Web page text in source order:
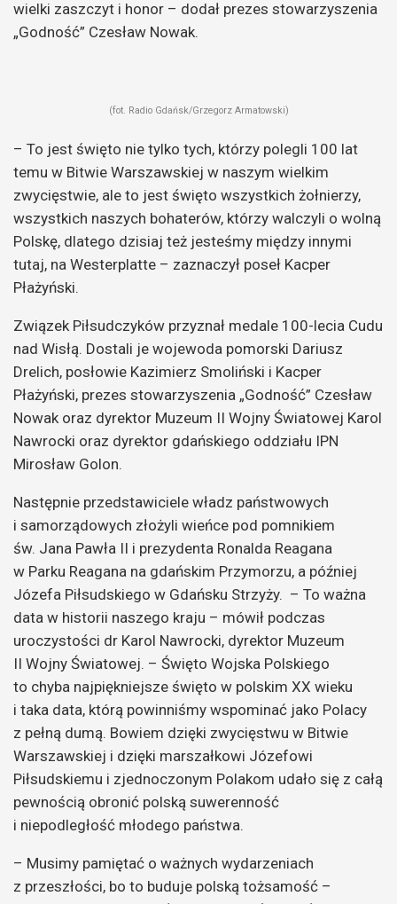
wielki zaszczyt i honor – dodał prezes stowarzyszenia
„Godność” Czesław Nowak.
(fot. Radio Gdańsk/Grzegorz Armatowski)
– To jest święto nie tylko tych, którzy polegli 100 lat
temu w Bitwie Warszawskiej w naszym wielkim
zwycięstwie, ale to jest święto wszystkich żołnierzy,
wszystkich naszych bohaterów, którzy walczyli o wolną
Polskę, dlatego dzisiaj też jesteśmy między innymi
tutaj, na Westerplatte – zaznaczył poseł Kacper
Płażyński.
Związek Piłsudczyków przyznał medale 100-lecia Cudu
nad Wisłą. Dostali je wojewoda pomorski Dariusz
Drelich, posłowie Kazimierz Smoliński i Kacper
Płażyński, prezes stowarzyszenia „Godność” Czesław
Nowak oraz dyrektor Muzeum II Wojny Światowej Karol
Nawrocki oraz dyrektor gdańskiego oddziału IPN
Mirosław Golon.
Następnie przedstawiciele władz państwowych
i samorządowych złożyli wieńce pod pomnikiem
św. Jana Pawła II i prezydenta Ronalda Reagana
w Parku Reagana na gdańskim Przymorzu, a później
Józefa Piłsudskiego w Gdańsku Strzyży. – To ważna
data w historii naszego kraju – mówił podczas
uroczystości dr Karol Nawrocki, dyrektor Muzeum
II Wojny Światowej. – Święto Wojska Polskiego
to chyba najpiękniejsze święto w polskim XX wieku
i taka data, którą powinniśmy wspominać jako Polacy
z pełną dumą. Bowiem dzięki zwycięstwu w Bitwie
Warszawskiej i dzięki marszałkowi Józefowi
Piłsudskiemu i zjednoczonym Polakom udało się z całą
pewnością obronić polską suwerenność
i niepodległość młodego państwa.
– Musimy pamiętać o ważnych wydarzeniach
z przeszłości, bo to buduje polską tożsamość –